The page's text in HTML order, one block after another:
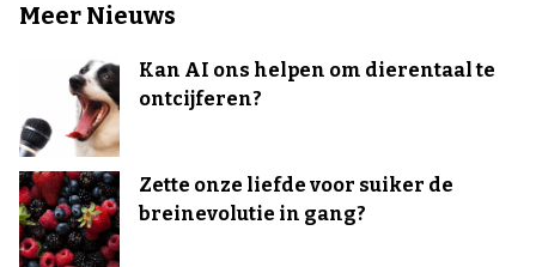
Meer Nieuws
Kan AI ons helpen om dierentaal te
ontcijferen?
Zette onze liefde voor suiker de
breinevolutie in gang?